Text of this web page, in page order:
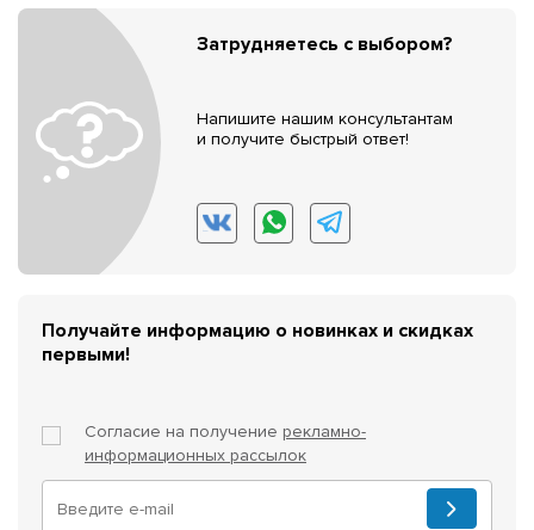
Затрудняетесь с выбором?
Напишите нашим консультантам
и получите быстрый ответ!
Получайте информацию о новинках и скидках
первыми!
Согласие на получение рекламно-
информационных рассылок